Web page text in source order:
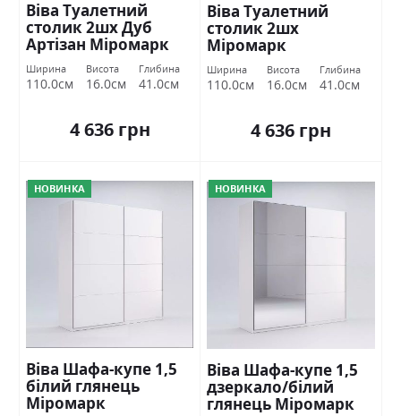
Віва Туалетний
столик 2шх Дуб
Артізан Міромарк
Ширина
110.0см
Висота
16.0см
Глибина
41.0см
4 636 грн
Віва Туалетний
столик 2шх
Міромарк
Ширина
110.0см
Висота
16.0см
Глибина
41.0см
4 636 грн
НОВИНКА
Віва Шафа-купе 1,5
білий глянець
Міромарк
НОВИНКА
Віва Шафа-купе 1,5
дзеркало/білий
глянець Міромарк